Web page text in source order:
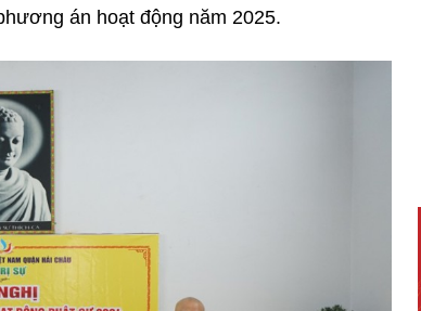
án hoạt động năm 2025.